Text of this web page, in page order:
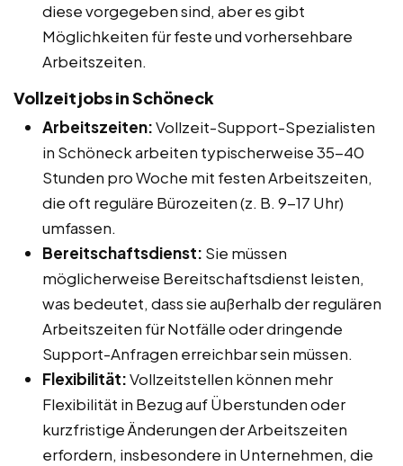
diese vorgegeben sind, aber es gibt
Möglichkeiten für feste und vorhersehbare
Arbeitszeiten.
Vollzeitjobs in Schöneck
Arbeitszeiten:Vollzeit-Support-Spezialisten
in Schöneck arbeiten typischerweise 35-40
Stunden pro Woche mit festen Arbeitszeiten,
die oft reguläre Bürozeiten (z. B. 9-17 Uhr)
umfassen.
Bereitschaftsdienst: Sie müssen
möglicherweise Bereitschaftsdienst leisten,
was bedeutet, dass sie außerhalb der regulären
Arbeitszeiten für Notfälle oder dringende
Support-Anfragen erreichbar sein müssen.
Flexibilität:Vollzeitstellen können mehr
Flexibilität in Bezug auf Überstunden oder
kurzfristige Änderungen der Arbeitszeiten
erfordern, insbesondere in Unternehmen, die